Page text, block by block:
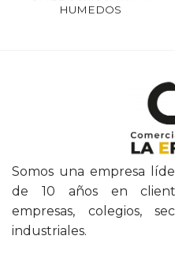
HUMEDOS
Somos una empresa
de 10 años en
empresas, colegios,
industriales.